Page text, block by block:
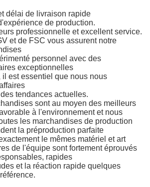
délai de livraison rapide
de production.
professionnelle et excellent service.
et de FSC vous assurent notre
personnel avec des
exceptionnelles
il est essentiel que nous nous
tendances actuelles.
sont au moyen des meilleurs
à l'environnement et nous
les marchandises de production
la préproduction parfaite
le mêmes matériel et art
de l'équipe sont fortement éprouvés
rapides
et la réaction rapide quelques